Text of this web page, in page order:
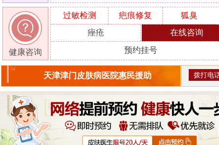
健康咨询
过敏检测 疤痕修复
狐臭
痤疮
在线咨询
预约挂号
天津津门皮肤病医院惠民援助 拨打电